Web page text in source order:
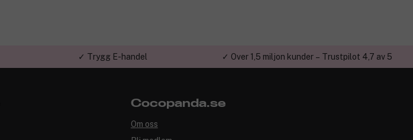
✓ Trygg E-handel ✓ Över 1,5 miljon kunder – Trustpilot 4,7 av 5
Cocopanda.se
Om oss